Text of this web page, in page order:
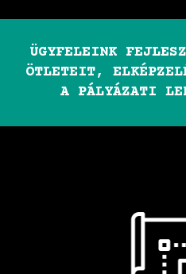
ÜGYFELEINK
ÖTLETEIT,
A PÁLYÁZATI